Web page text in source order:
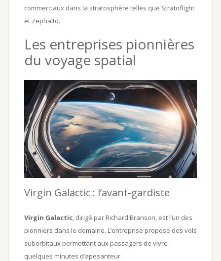
commerciaux dans la stratosphère telles que Stratoflight
et Zephalto.
Les entreprises pionnières
du voyage spatial
Virgin Galactic : l’avant-gardiste
Virgin Galactic, dirigé par Richard Branson, est l’un des
pionniers dans le domaine. L’entreprise propose des vols
suborbitaux permettant aux passagers de vivre
quelques minutes d’apesanteur.